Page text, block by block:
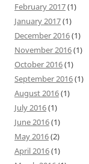
February 2017(1)
January 2017(1)
December 2016(1)
November 2016(1)
October 2016(1)
September 2016(1)
August 2016(1)
July 2016(1)
June 2016(1)
May 2016(2)
April 2016(1)